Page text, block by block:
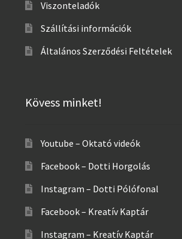
Viszonteladók
Szállítási információk
Általános Szerződési Feltételek
Kövess minket!
Youtube – Oktató videók
Facebook – Dotti Horgolás
Instagram – Dotti Pólófonal
Facebook – Kreatív Kaptár
Instagram – Kreatív Kaptár